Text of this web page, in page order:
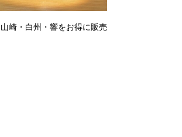
崎・白州・響をお得に販売